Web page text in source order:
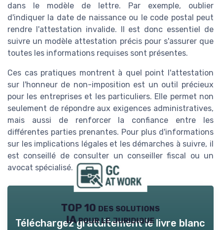
dans le modèle de lettre. Par exemple, oublier
d'indiquer la date de naissance ou le code postal peut
rendre l'attestation invalide. Il est donc essentiel de
suivre un modèle attestation précis pour s'assurer que
toutes les informations requises sont présentes.
Ces cas pratiques montrent à quel point l'attestation
sur l'honneur de non-imposition est un outil précieux
pour les entreprises et les particuliers. Elle permet non
seulement de répondre aux exigences administratives,
mais aussi de renforcer la confiance entre les
différentes parties prenantes. Pour plus d'informations
sur les implications légales et les démarches à suivre, il
est conseillé de consulter un conseiller fiscal ou un
avocat spécialisé.
TOP 10 des solutions
IA pour le juridique
Téléchargez gratuitement le livre blanc